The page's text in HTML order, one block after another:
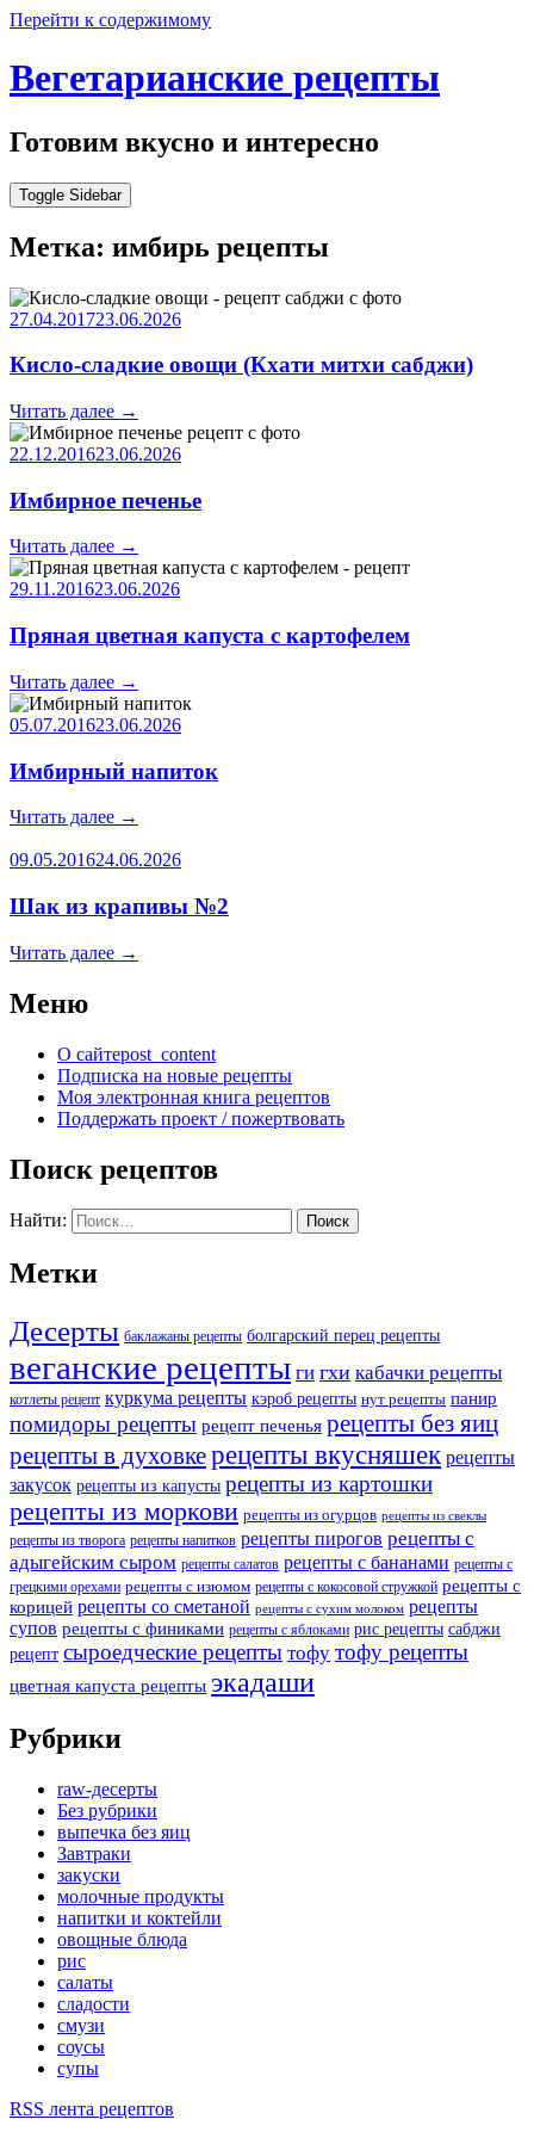
Перейти к содержимому
Вегетарианские рецепты
Готовим вкусно и интересно
Toggle Sidebar
Метка: имбирь рецепты
27.04.201723.06.2026
Кисло-сладкие овощи (Кхати митхи сабджи)
Читать далее →
22.12.201623.06.2026
Имбирное печенье
Читать далее →
29.11.201623.06.2026
Пряная цветная капуста с картофелем
Читать далее →
05.07.201623.06.2026
Имбирный напиток
Читать далее →
09.05.201624.06.2026
Шак из крапивы №2
Читать далее →
Меню
О сайтеpost_content
Подписка на новые рецепты
Моя электронная книга рецептов
Поддержать проект / пожертвовать
Поиск рецептов
Найти:
Метки
Десерты баклажаны рецепты болгарский перец рецепты
веганские рецепты ги гхи кабачки рецепты
котлеты рецепт куркума рецепты кэроб рецепты нут рецепты панир
помидоры рецепты рецепт печенья рецепты без яиц
рецепты в духовкерецепты вкусняшек рецепты
закусок рецепты из капусты рецепты из картошки
рецепты из моркови рецепты из огурцов рецепты из свеклы
рецепты из творога рецепты напитков рецепты пирогов рецепты с
адыгейским сыром рецепты салатов рецепты с бананами рецепты с
грецкими орехами рецепты с изюмом рецепты с кокосовой стружкой рецепты с
корицей рецепты со сметаной рецепты с сухим молоком рецепты
супов рецепты с финиками рецепты с яблоками рис рецепты сабджи
рецепт сыроедческие рецепты тофу тофу рецепты
цветная капуста рецепты экадаши
Рубрики
raw-десерты
Без рубрики
выпечка без яиц
Завтраки
закуски
молочные продукты
напитки и коктейли
овощные блюда
рис
салаты
сладости
смузи
соусы
супы
RSS лента рецептов